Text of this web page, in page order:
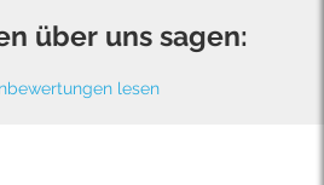
über uns sagen:
lesen